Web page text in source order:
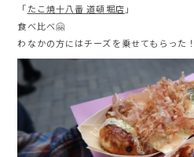
「 たこ焼十八番 道頓堀店 」
食べ比べ🤗
わなかの方にはチーズを乗せてもらった！